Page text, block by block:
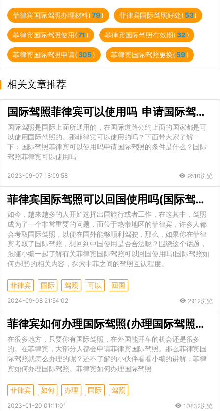
菲律宾国际驾照办理材料(79) 菲律宾国际驾照好处(53)
菲律宾国际驾照使用(71) 菲律宾国际驾照有效期(32)
菲律宾国际驾照申请(305) 菲律宾国际驾照更换(59)
相关文章推荐
国际驾照菲律宾可以使用吗 申请国际驾照的条件是什么
国际驾照是国际上面所通用的，在国际道路公约上面的国家都是可
以使用国际驾照的。那菲律宾可以使用的吗？下面带大家了解一
下：国际驾照菲律宾可以使用吗申请国际驾照的条件是什么？国际
驾照菲律宾可以使用吗
2023-09-07 18:09:58 9510浏览
菲律宾国际驾照可以回国使用吗(国际驾照如何办理)
如今，越来越多的人开始选择出国旅行或者工作，在这其中，驾照
成为了一个非常重要的问题，而位于热带地区的菲律宾，许多人都
会考取国际驾照，以便在国外能够顺利驾驶，那么，如果你在菲律
宾考取了国际驾照，想回到中国使用是否合法呢？围绕这个话题，
跟随小编一起了解有关菲律宾国际驾照可以回国使用吗(国际驾照如
何办理)的相关内容，探索中菲之间的驾照互认程度。
菲律宾 国际 驾照 可以 回国
2024-09-08 21:54:02 2912浏览
菲律宾如何办理国际驾照(办理国际驾照详细讲解)
在很多地方，只要你有国际驾照，在外国能开车的机会还是很多
的。在菲律宾，大部分人都会申请菲律宾国际驾照。那么菲律宾国
际驾照就怎么办理的呢？还不了解的小伙伴看看小编的讲解：菲律
宾如何办理国际驾照。菲律宾如何办理国际驾照
菲律宾 如何 办理 国际 驾照
2023-01-20 01:11:01 10832浏览